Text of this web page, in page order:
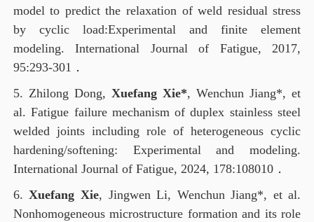
model to predict the relaxation of weld residual stress
by cyclic load:Experimental and finite element
modeling. International Journal of Fatigue, 2017,
95:293-301 ．
5. Zhilong Dong, Xuefang Xie*, Wenchun Jiang*, et
al. Fatigue failure mechanism of duplex stainless steel
welded joints including role of heterogeneous cyclic
hardening/softening: Experimental and modeling.
International Journal of Fatigue, 2024, 178:108010．
6.Xuefang Xie, Jingwen Li, Wenchun Jiang*, et al.
Nonhomogeneous microstructure formation and its role